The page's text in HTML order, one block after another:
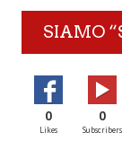
SIAMO
0
Likes
0
Subscribers